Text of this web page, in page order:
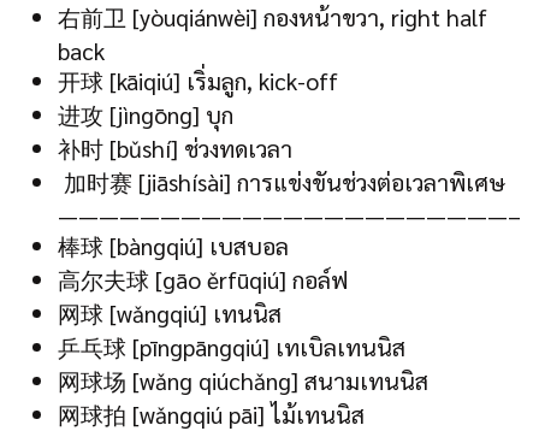
右前卫 [yòuqiánwèi] กองหน้าขวา, right half
back
开球 [kāiqiú] เริ่มลูก, kick-off
进攻 [jìngōng] บุก
补时 [bǔshí] ช่วงทดเวลา
加时赛 [jiāshísài] การแข่งขันช่วงต่อเวลาพิเศษ
——————————————————————–
棒球 [bàngqiú] เบสบอล
高尔夫球 [gāo ěrfūqiú] กอล์ฟ
网球 [wǎngqiú] เทนนิส
乒乓球 [pīngpāngqiú] เทเบิลเทนนิส
网球场 [wǎng qiúchǎng] สนามเทนนิส
网球拍 [wǎngqiú pāi] ไม้เทนนิส